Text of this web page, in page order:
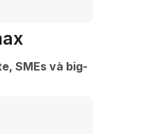
SMEs và big-